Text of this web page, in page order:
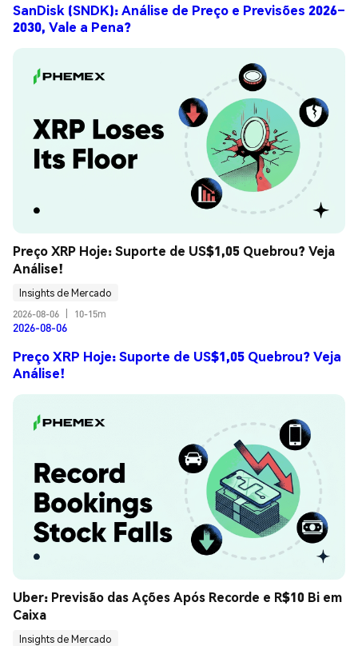
SanDisk (SNDK): Análise de Preço e Previsões 2026–
2030, Vale a Pena?
Preço XRP Hoje: Suporte de US$1,05 Quebrou? Veja
Análise!
Insights de Mercado
2026-08-06
10-15m
2026-08-06
Preço XRP Hoje: Suporte de US$1,05 Quebrou? Veja
Análise!
Uber: Previsão das Ações Após Recorde e R$10 Bi em
Caixa
Insights de Mercado